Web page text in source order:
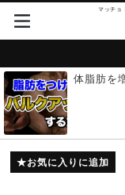
マッチョ
体脂肪を
お気に入りに追加